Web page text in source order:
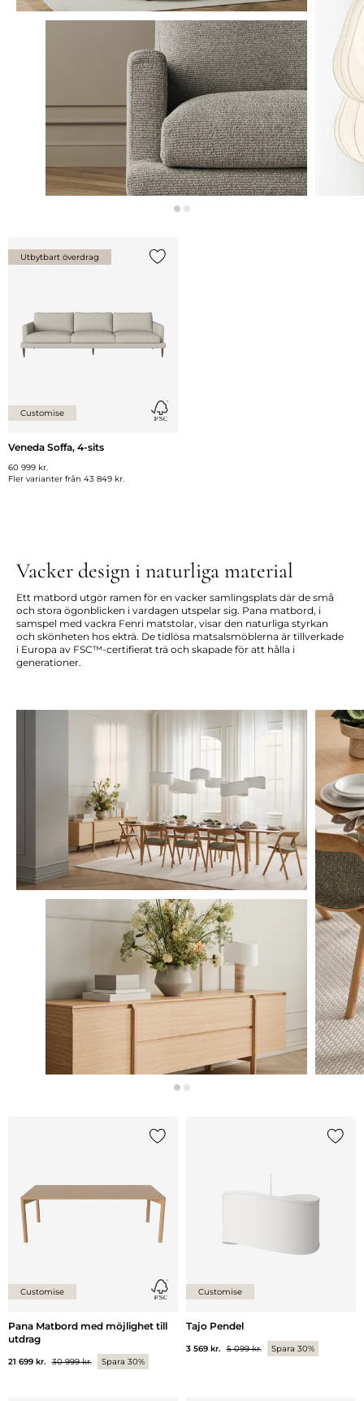
Utbytbart överdrag
Customise
Veneda Soffa, 4-sits
60 999 kr.
Fler varianter från 43 849 kr.
Vacker design i naturliga material
Ett matbord utgör ramen för en vacker samlingsplats där de små
och stora ögonblicken i vardagen utspelar sig. Pana matbord, i
samspel med vackra Fenri matstolar, visar den naturliga styrkan
och skönheten hos ekträ. De tidlösa matsalsmöblerna är tillverkade
i Europa av FSC™-certifierat trä och skapade för att hålla i
generationer.
Customise
Pana Matbord med möjlighet till
utdrag
21 699 kr. 30 999 kr. Spara 30%
Customise
Tajo Pendel
3 569 kr. 5 099 kr. Spara 30%